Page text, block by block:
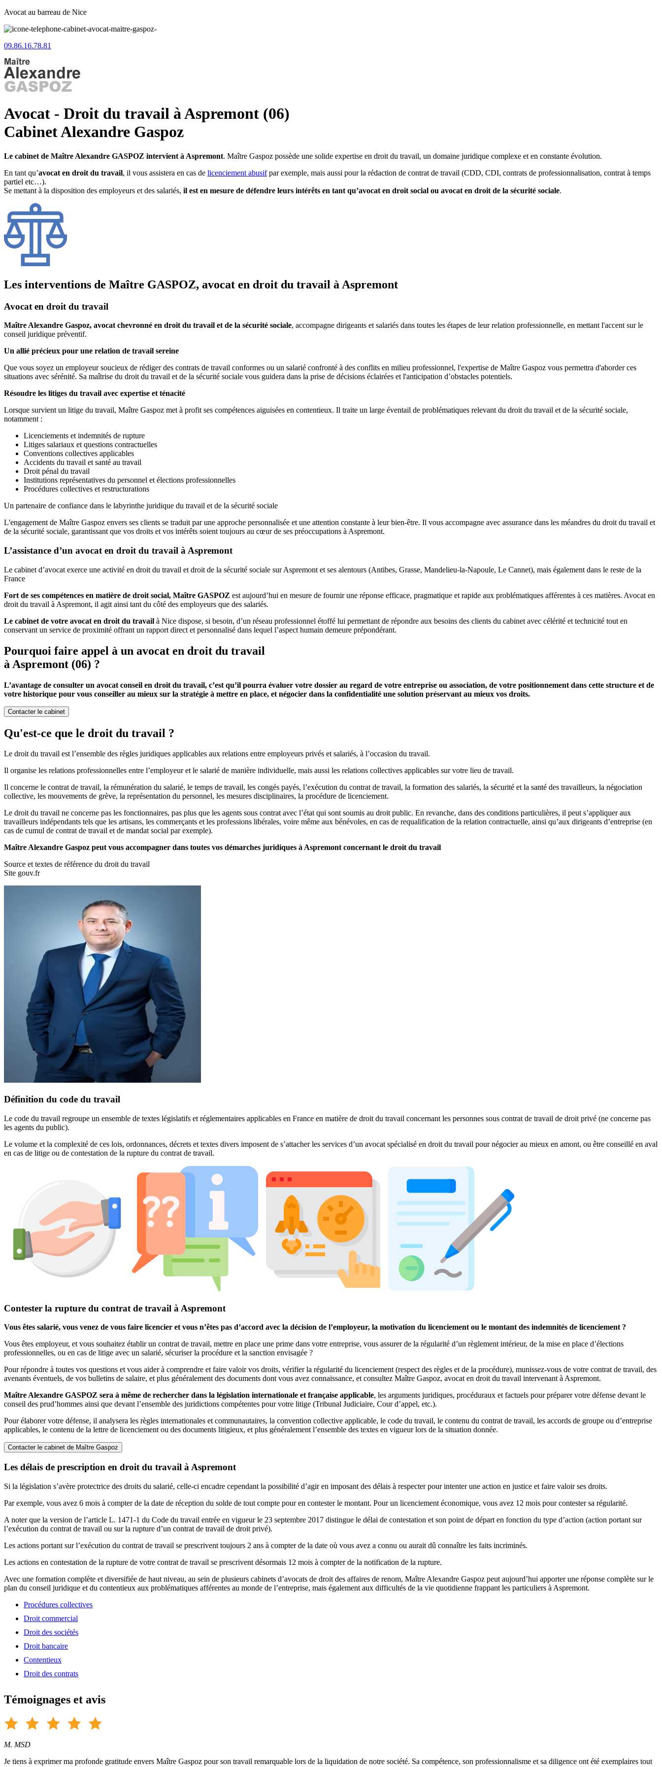
Avocat au barreau de Nice
09.86.16.78.81
Avocat - Droit du travail à Aspremont (06)
Cabinet Alexandre Gaspoz
Le cabinet de Maître Alexandre GASPOZ intervient à Aspremont. Maître Gaspoz possède une solide expertise en droit du travail, un domaine juridique complexe et en constante évolution.
En tant qu’avocat en droit du travail, il vous assistera en cas de licenciement abusifpar exemple, mais aussi pour la rédaction de contrat de travail (CDD, CDI, contrats de professionnalisation, contrat à temps
partiel etc…).
Se mettant à la disposition des employeurs et des salariés, il est en mesure de défendre leurs intérêts en tant qu’avocat en droit social ou avocat en droit de la sécurité sociale.
Les interventions de Maître GASPOZ, avocat en droit du travail à Aspremont
Avocat en droit du travail
Maître Alexandre Gaspoz, avocat chevronné en droit du travail et de la sécurité sociale, accompagne dirigeants et salariés dans toutes les étapes de leur relation professionnelle, en mettant l'accent sur le
conseil juridique préventif.
Un allié précieux pour une relation de travail sereine
Que vous soyez un employeur soucieux de rédiger des contrats de travail conformes ou un salarié confronté à des conflits en milieu professionnel, l'expertise de Maître Gaspoz vous permettra d'aborder ces
situations avec sérénité. Sa maîtrise du droit du travail et de la sécurité sociale vous guidera dans la prise de décisions éclairées et l'anticipation d’obstacles potentiels.
Résoudre les litiges du travail avec expertise et ténacité
Lorsque survient un litige du travail, Maître Gaspoz met à profit ses compétences aiguisées en contentieux. Il traite un large éventail de problématiques relevant du droit du travail et de la sécurité sociale,
notamment :
Licenciements et indemnités de rupture
Litiges salariaux et questions contractuelles
Conventions collectives applicables
Accidents du travail et santé au travail
Droit pénal du travail
Institutions représentatives du personnel et élections professionnelles
Procédures collectives et restructurations
Un partenaire de confiance dans le labyrinthe juridique du travail et de la sécurité sociale
L'engagement de Maître Gaspoz envers ses clients se traduit par une approche personnalisée et une attention constante à leur bien-être. Il vous accompagne avec assurance dans les méandres du droit du travail et
de la sécurité sociale, garantissant que vos droits et vos intérêts soient toujours au cœur de ses préoccupations à Aspremont.
L’assistance d’un avocat en droit du travail à Aspremont
Le cabinet d’avocat exerce une activité en droit du travail et droit de la sécurité sociale sur Aspremont et ses alentours (Antibes, Grasse, Mandelieu-la-Napoule, Le Cannet), mais également dans le reste de la
France
Fort de ses compétences en matière de droit social, Maître GASPOZ est aujourd’hui en mesure de fournir une réponse efficace, pragmatique et rapide aux problématiques afférentes à ces matières. Avocat en
droit du travail à Aspremont, il agit ainsi tant du côté des employeurs que des salariés.
Le cabinet de votre avocat en droit du travail à Nice dispose, si besoin, d’un réseau professionnel étoffé lui permettant de répondre aux besoins des clients du cabinet avec célérité et technicité tout en
conservant un service de proximité offrant un rapport direct et personnalisé dans lequel l’aspect humain demeure prépondérant.
Pourquoi faire appel à un avocat en droit du travail
à Aspremont (06) ?
L’avantage de consulter un avocat conseil en droit du travail, c’est qu’il pourra évaluer votre dossier au regard de votre entreprise ou association, de votre positionnement dans cette structure et de
votre historique pour vous conseiller au mieux sur la stratégie à mettre en place, et négocier dans la confidentialité une solution préservant au mieux vos droits.
Contacter le cabinet
Qu'est-ce que le droit du travail ?
Le droit du travail est l’ensemble des règles juridiques applicables aux relations entre employeurs privés et salariés, à l’occasion du travail.
Il organise les relations professionnelles entre l’employeur et le salarié de manière individuelle, mais aussi les relations collectives applicables sur votre lieu de travail.
Il concerne le contrat de travail, la rémunération du salarié, le temps de travail, les congés payés, l’exécution du contrat de travail, la formation des salariés, la sécurité et la santé des travailleurs, la négociation
collective, les mouvements de grève, la représentation du personnel, les mesures disciplinaires, la procédure de licenciement.
Le droit du travail ne concerne pas les fonctionnaires, pas plus que les agents sous contrat avec l’état qui sont soumis au droit public. En revanche, dans des conditions particulières, il peut s’appliquer aux
travailleurs indépendants tels que les artisans, les commerçants et les professions libérales, voire même aux bénévoles, en cas de requalification de la relation contractuelle, ainsi qu’aux dirigeants d’entreprise (en
cas de cumul de contrat de travail et de mandat social par exemple).
Maître Alexandre Gaspoz peut vous accompagner dans toutes vos démarches juridiques à Aspremont concernant le droit du travail
Source et textes de référence du droit du travail
Site gouv.fr
Définition du code du travail
Le code du travail regroupe un ensemble de textes législatifs et réglementaires applicables en France en matière de droit du travail concernant les personnes sous contrat de travail de droit privé (ne concerne pas
les agents du public).
Le volume et la complexité de ces lois, ordonnances, décrets et textes divers imposent de s’attacher les services d’un avocat spécialisé en droit du travail pour négocier au mieux en amont, ou être conseillé en aval
en cas de litige ou de contestation de la rupture du contrat de travail.
Contester la rupture du contrat de travail à Aspremont
Vous êtes salarié, vous venez de vous faire licencier et vous n’êtes pas d’accord avec la décision de l’employeur, la motivation du licenciement ou le montant des indemnités de licenciement ?
Vous êtes employeur, et vous souhaitez établir un contrat de travail, mettre en place une prime dans votre entreprise, vous assurer de la régularité d’un règlement intérieur, de la mise en place d’élections
professionnelles, ou en cas de litige avec un salarié, sécuriser la procédure et la sanction envisagée ?
Pour répondre à toutes vos questions et vous aider à comprendre et faire valoir vos droits, vérifier la régularité du licenciement (respect des règles et de la procédure), munissez-vous de votre contrat de travail, des
avenants éventuels, de vos bulletins de salaire, et plus généralement des documents dont vous avez connaissance, et consultez Maître Gaspoz, avocat en droit du travail intervenant à Aspremont.
Maître Alexandre GASPOZ sera à même de rechercher dans la législation internationale et française applicable, les arguments juridiques, procéduraux et factuels pour préparer votre défense devant le
conseil des prud’hommes ainsi que devant l’ensemble des juridictions compétentes pour votre litige (Tribunal Judiciaire, Cour d’appel, etc.).
Pour élaborer votre défense, il analysera les règles internationales et communautaires, la convention collective applicable, le code du travail, le contenu du contrat de travail, les accords de groupe ou d’entreprise
applicables, le contenu de la lettre de licenciement ou des documents litigieux, et plus généralement l’ensemble des textes en vigueur lors de la situation donnée.
Contacter le cabinet de Maître Gaspoz
Les délais de prescription en droit du travail à Aspremont
Si la législation s’avère protectrice des droits du salarié, celle-ci encadre cependant la possibilité d’agir en imposant des délais à respecter pour intenter une action en justice et faire valoir ses droits.
Par exemple, vous avez 6 mois à compter de la date de réception du solde de tout compte pour en contester le montant. Pour un licenciement économique, vous avez 12 mois pour contester sa régularité.
A noter que la version de l’article L. 1471-1 du Code du travail entrée en vigueur le 23 septembre 2017 distingue le délai de contestation et son point de départ en fonction du type d’action (action portant sur
l’exécution du contrat de travail ou sur la rupture d’un contrat de travail de droit privé).
Les actions portant sur l’exécution du contrat de travail se prescrivent toujours 2 ans à compter de la date où vous avez a connu ou aurait dû connaître les faits incriminés.
Les actions en contestation de la rupture de votre contrat de travail se prescrivent désormais 12 mois à compter de la notification de la rupture.
Avec une formation complète et diversifiée de haut niveau, au sein de plusieurs cabinets d’avocats de droit des affaires de renom, Maître Alexandre Gaspoz peut aujourd’hui apporter une réponse complète sur le
plan du conseil juridique et du contentieux aux problématiques afférentes au monde de l’entreprise, mais également aux difficultés de la vie quotidienne frappant les particuliers à Aspremont.
Procédures collectives
Droit commercial
Droit des sociétés
Droit bancaire
Contentieux
Droit des contrats
Témoignages et avis
M. MSD
Je tiens à exprimer ma profonde gratitude envers Maître Gaspoz pour son travail remarquable lors de la liquidation de notre société. Sa compétence, son professionnalisme et sa diligence ont été exemplaires tout